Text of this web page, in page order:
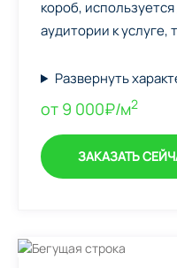
короб,
аудитории к услуге,
Развернуть
от 9 000₽/м2
ЗАКАЗАТЬ